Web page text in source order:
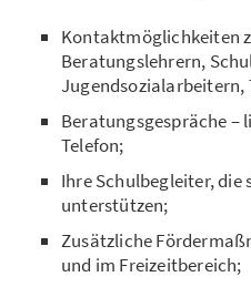
Kontaktmöglichkeiten
Beratungslehrern,
Jugendsozialarbeitern,
Beratungsgespräche –
Telefon;
Ihre Schulbegleiter,
unterstützen;
Zusätzliche
und im Freizeitbereich;